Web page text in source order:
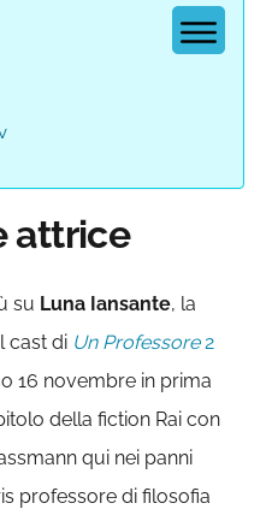
attrice
su Luna Iansante, la
cast di Un Professore 2
16 novembre in prima
della fiction Rai con
qui nei panni
professore di filosofia